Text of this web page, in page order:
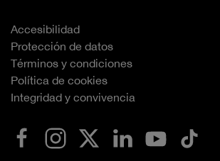
Accesibilidad
Protección de datos
Términos y condiciones
Política de cookies
Integridad y convivencia